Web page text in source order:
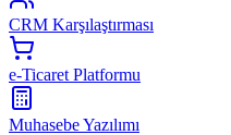
CRM Karşılaştırması
e-Ticaret Platformu
Muhasebe Yazılımı